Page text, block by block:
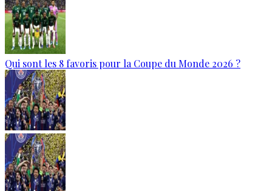
Qui sont les 8 favoris pour la Coupe du Monde 2026 ?